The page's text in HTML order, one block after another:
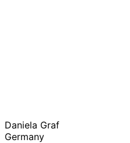
Daniela Graf
Germany